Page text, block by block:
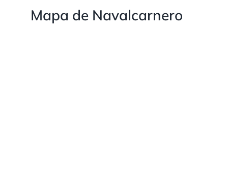
Mapa de Navalcarnero